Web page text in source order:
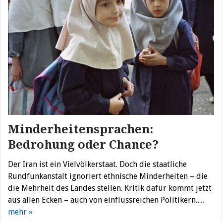
Minderheitensprachen:
Bedrohung oder Chance?
Der Iran ist ein Vielvölkerstaat. Doch die staatliche
Rundfunkanstalt ignoriert ethnische Minderheiten – die
die Mehrheit des Landes stellen. Kritik dafür kommt jetzt
aus allen Ecken – auch von einflussreichen Politikern.…
mehr »